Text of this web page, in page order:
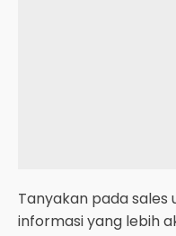
Tanyakan pada
informasi yang lebih